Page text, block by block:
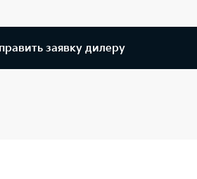
заявку дилеру